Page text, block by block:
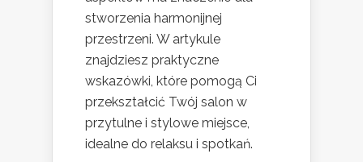
stworzenia harmonijnej
przestrzeni. W artykule
znajdziesz praktyczne
wskazówki, które pomogą Ci
przekształcić Twój salon w
przytulne i stylowe miejsce,
idealne do relaksu i spotkań.